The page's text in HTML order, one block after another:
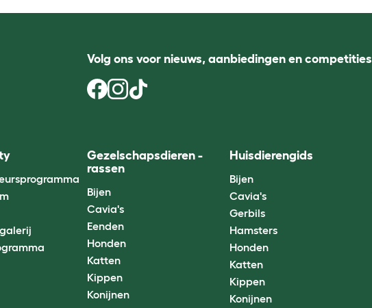
Volg ons voor nieuws, aanbiedingen en competities
Gezelschapsdieren -
rassen
Bijen
Cavia's
Eenden
Honden
Katten
Kippen
Konijnen
Huisdierengids
Bijen
Cavia's
Gerbils
Hamsters
Honden
Katten
Kippen
Konijnen